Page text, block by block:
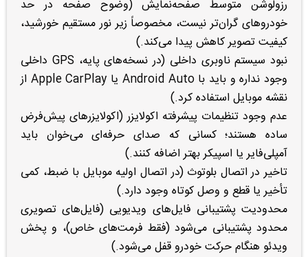
رزولوشن متوسط صفحه‌نمایش (وضوح صفحه در حد
خودروهای گران‌تر نیست، مخصوصاً زیر نور مستقیم خورشید،
کیفیت تصویر کاهش پیدا می‌کند.)
نبود سیستم ناوبری داخلی (در نسخه‌های پایه، GPS داخلی
وجود نداره و باید با Android Auto یا Apple CarPlay از
نقشه موبایل استفاده کرد.)
عدم وجود تنظیمات پیشرفته اکولایزر (اکولایزرهای پیش‌فرض
ساده هستند؛ کسانی که صدای حرفه‌ای می‌خوان باید
آمپلی‌فایر یا اسپیکر بهتر اضافه کنند.)
تاخیر در اتصال بلوتوث (در اتصال اولیه موبایل با ضبط، کمی
تأخیر یا قطع و وصل کوتاه وجود دارد.)
محدودیت پشتیبانی فایل‌های ویدیویی (فایل‌های تصویری
محدود پشتیبانی می‌شود (فقط فرمت‌های خاص)، و پخش
ویدئو هنگام حرکت خودرو قفل می‌شود.)